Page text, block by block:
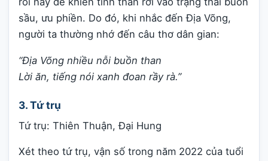
sầu, ưu phiền. Do đó, khi nhắc đến Địa Võng,
người ta thường nhớ đến câu thơ dân gian:
“Địa Võng nhiều nỗi buồn than
Lời ăn, tiếng nói xanh đoan rầy rà.”
3. Tứ trụ
Tứ trụ: Thiên Thuận, Đại Hung
Xét theo tứ trụ, vận số trong năm 2022 của tuổi